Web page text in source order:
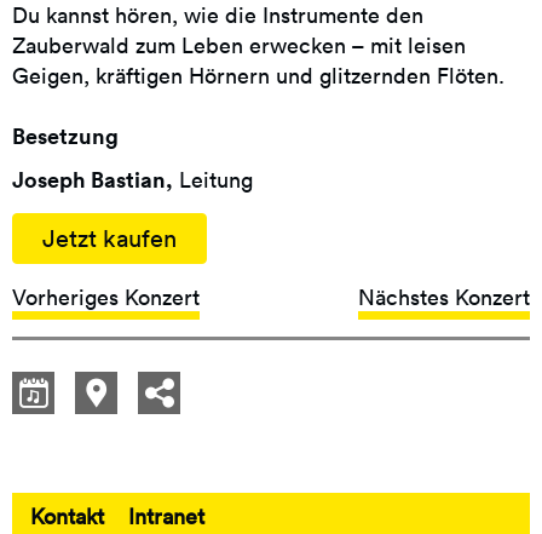
Du kannst hören, wie die Instrumente den
Zauberwald zum Leben erwecken – mit leisen
Geigen, kräftigen Hörnern und glitzernden Flöten.
Besetzung
Joseph Bastian, Leitung
Jetzt kaufen
Vorheriges Konzert Nächstes Konzert
Kontakt Intranet